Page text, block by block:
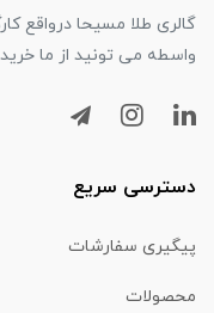
گالری طلا مسیحا درواقع
واسطه می تونید از ما
دسترسی سریع
پیگیری سفارشات
محصولات